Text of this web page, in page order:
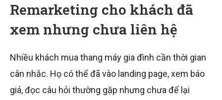
Remarketing cho khách đã
xem nhưng chưa liên hệ
Nhiều khách mua thang máy gia đình cần thời gian
cân nhắc. Họ có thể đã vào landing page, xem báo
giá, đọc câu hỏi thường gặp nhưng chưa để lại